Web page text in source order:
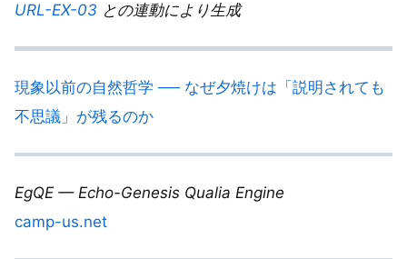
URL-EX-03 との連動により生成
現象以前の自然哲学 ── なぜ夕焼けは「説明されても
不思議」が残るのか
EgQE — Echo-Genesis Qualia Engine
camp-us.net